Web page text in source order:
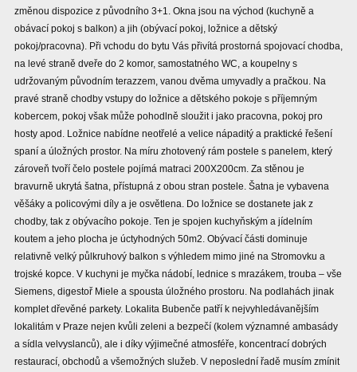
změnou dispozice z původního 3+1. Okna jsou na východ (kuchyně a
obávací pokoj s balkon) a jih (obývací pokoj, ložnice a dětský
pokoj/pracovna). Při vchodu do bytu Vás přivítá prostorná spojovací chodba,
na levé straně dveře do 2 komor, samostatného WC, a koupelny s
udržovaným původním terazzem, vanou dvěma umyvadly a pračkou. Na
pravé straně chodby vstupy do ložnice a dětského pokoje s příjemným
kobercem, pokoj však může pohodlně sloužit i jako pracovna, pokoj pro
hosty apod. Ložnice nabídne neotřelé a velice nápaditý a praktické řešení
spaní a úložných prostor. Na míru zhotovený rám postele s panelem, který
zároveň tvoří čelo postele pojímá matraci 200X200cm. Za stěnou je
bravurně ukrytá šatna, přístupná z obou stran postele. Šatna je vybavena
věšáky a policovými díly a je osvětlena. Do ložnice se dostanete jak z
chodby, tak z obývacího pokoje. Ten je spojen kuchyňským a jídelním
koutem a jeho plocha je úctyhodných 50m2. Obývací části dominuje
relativně velký půlkruhový balkon s výhledem mimo jiné na Stromovku a
trojské kopce. V kuchyni je myčka nádobí, lednice s mrazákem, trouba – vše
Siemens, digestoř Miele a spousta úložného prostoru. Na podlahách jinak
komplet dřevěné parkety. Lokalita Bubenče patří k nejvyhledávanějším
lokalitám v Praze nejen kvůli zeleni a bezpečí (kolem významné ambasády
a sídla velvyslanců), ale i díky výjimečné atmosféře, koncentrací dobrých
restaurací, obchodů a všemožných služeb. V neposlední řadě musím zmínit